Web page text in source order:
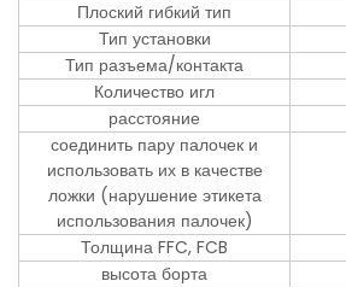
Плоский гибкий тип
Тип установки
Тип разъема/контакта
Количество игл
расстояние
соединить пару палочек и
использовать их в качестве
ложки (нарушение этикета
использования палочек)
Толщина FFC, FCB
высота борта